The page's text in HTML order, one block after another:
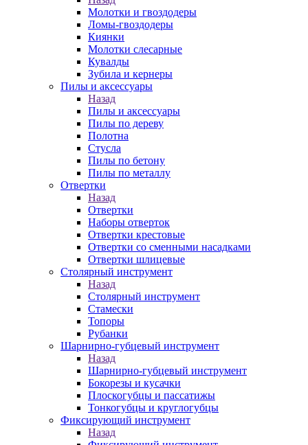
Молотки и гвоздодеры
Ломы-гвоздодеры
Киянки
Молотки слесарные
Кувалды
Зубила и кернеры
Пилы и аксессуары
Назад
Пилы и аксессуары
Пилы по дереву
Полотна
Стусла
Пилы по бетону
Пилы по металлу
Отвертки
Назад
Отвертки
Наборы отверток
Отвертки крестовые
Отвертки со сменными насадками
Отвертки шлицевые
Столярный инструмент
Назад
Столярный инструмент
Стамески
Топоры
Рубанки
Шарнирно-губцевый инструмент
Назад
Шарнирно-губцевый инструмент
Бокорезы и кусачки
Плоскогубцы и пассатижы
Тонкогубцы и круглогубцы
Фиксирующий инструмент
Назад